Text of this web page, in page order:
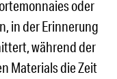
oder
in der Erinnerung
während der
Materials die Zeit